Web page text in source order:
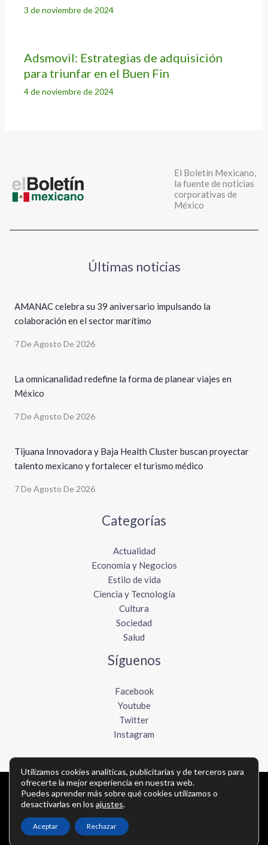
3 de noviembre de 2024
Adsmovil: Estrategias de adquisición
para triunfar en el Buen Fin
4 de noviembre de 2024
El Boletín Mexicano,
la fuente de noticias
corporativas de
México
Últimas noticias
AMANAC celebra su 39 aniversario impulsando la
colaboración en el sector marítimo
7 De Agosto De 2026
La omnicanalidad redefine la forma de planear viajes en
México
7 De Agosto De 2026
Tijuana Innovadora y Baja Health Cluster buscan proyectar
talento mexicano y fortalecer el turismo médico
7 De Agosto De 2026
Categorías
Actualidad
Economía y Negocios
Estilo de vida
Ciencia y Tecnología
Cultura
Sociedad
Salud
Síguenos
Facebook
Youtube
Twitter
Instagram
Copyright © Todos los derechos reservados -
elboletinmexicano.com
Política de privacidad- Política de cookies
Utilizamos cookies analíticas, publicitarias y de terceros para
ofrecerte la mejor experiencia en nuestra web.
Puedes aprender más sobre qué cookies utilizamos o
desactivarlas en los ajustes.
Aceptar Rechazar